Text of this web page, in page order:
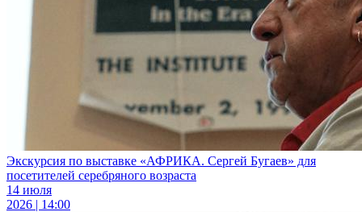
Экскурсия по выставке «АФРИКА. Сергей Бугаев» для
посетителей серебряного возраста
14 июля
2026 | 14:00